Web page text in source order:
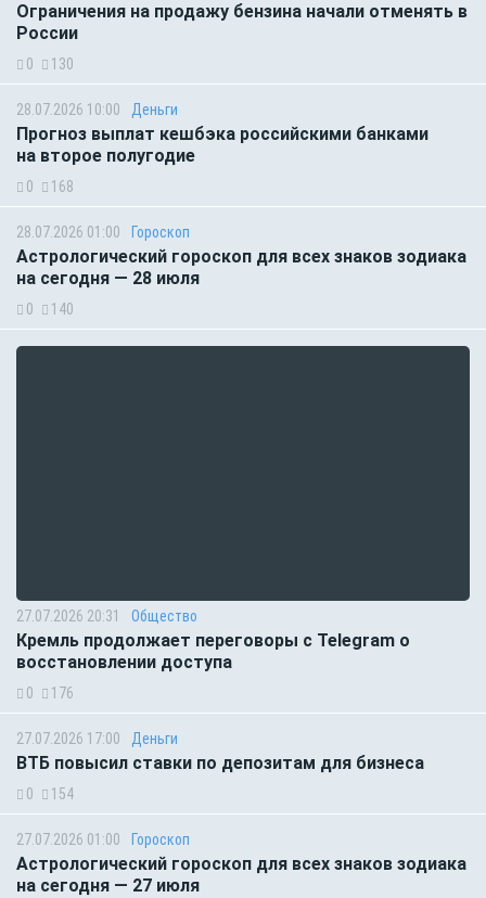
Ограничения на продажу бензина начали отменять в
России
0 130
28.07.2026 10:00 Деньги
Прогноз выплат кешбэка российскими банками
на второе полугодие
0 168
28.07.2026 01:00 Гороскоп
Астрологический гороскоп для всех знаков зодиака
на сегодня — 28 июля
0 140
27.07.2026 20:31 Общество
Кремль продолжает переговоры с Telegram о
восстановлении доступа
0 176
27.07.2026 17:00 Деньги
ВТБ повысил ставки по депозитам для бизнеса
0 154
27.07.2026 01:00 Гороскоп
Астрологический гороскоп для всех знаков зодиака
на сегодня — 27 июля